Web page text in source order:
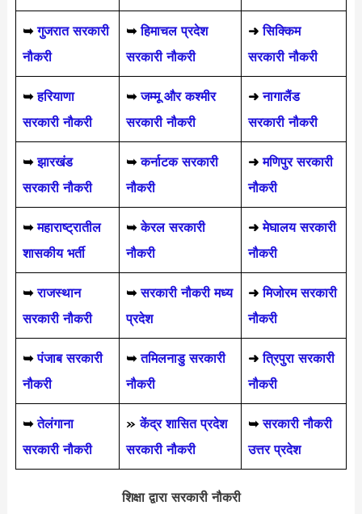
➥ गुजरात सरकारी
नौकरी
➥हिमाचल प्रदेश
सरकारी नौकरी
➜ सिक्किम
सरकारी नौकरी
➥हरियाणा
सरकारी नौकरी
➥जम्मू और कश्मीर
सरकारी नौकरी
➜ नागालैंड
सरकारी नौकरी
➥ झारखंड
सरकारी नौकरी
➥ कर्नाटक सरकारी
नौकरी
➜ मणिपुर सरकारी
नौकरी
➥ महाराष्ट्रातील
शासकीय भर्ती
➥ केरल सरकारी
नौकरी
➜ मेघालय सरकारी
नौकरी
➥ राजस्थान
सरकारी नौकरी
➥सरकारी नौकरी मध्य
प्रदेश
➜मिजोरम सरकारी
नौकरी
➥ पंजाब सरकारी
नौकरी
➥ तमिलनाडु सरकारी
नौकरी
➜ त्रिपुरा सरकारी
नौकरी
➥तेलंगाना
सरकारी नौकरी
»केंद्र शासित प्रदेश
सरकारी नौकरी
➥ सरकारी नौकरी
उत्तर प्रदेश
शिक्षा द्वारा सरकारी नौकरी